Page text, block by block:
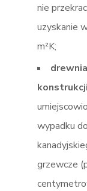
nie
uzyskanie
m²K;
wypadku
grzewcze